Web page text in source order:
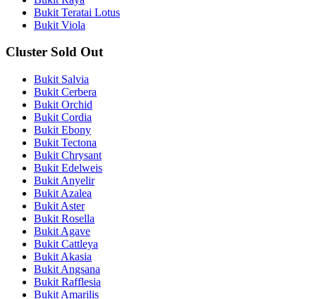
Bukit Teratai Lotus
Bukit Viola
Cluster Sold Out
Bukit Salvia
Bukit Cerbera
Bukit Orchid
Bukit Cordia
Bukit Ebony
Bukit Tectona
Bukit Chrysant
Bukit Edelweis
Bukit Anyelir
Bukit Azalea
Bukit Aster
Bukit Rosella
Bukit Agave
Bukit Cattleya
Bukit Akasia
Bukit Angsana
Bukit Rafflesia
Bukit Amarilis